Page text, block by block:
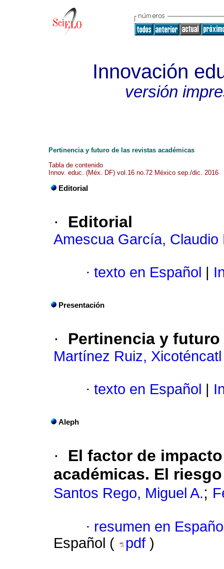
Innovación
versión
Pertinencia y futuro de las revistas académicas
Tabla de contenido
Innov. educ. (Méx. DF) vol.16 no.72 México sep./dic. 2016
Editorial
· Editorial
Amescua García, Claudio
· texto en Español
Presentación
· Pertinencia y
Martínez Ruiz, Xicoténcatl
· texto en Español
Aleph
·
El factor de
académicas. El
Santos Rego, Miguel A.;
· resumen en
Español (
pdf )